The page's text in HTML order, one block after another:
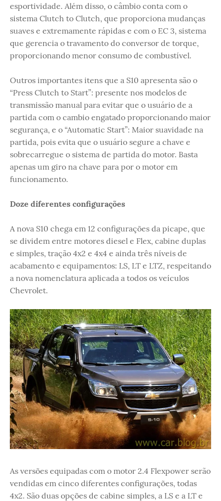
esportividade. Além disso, o câmbio conta com o
sistema Clutch to Clutch, que proporciona mudanças
suaves e extremamente rápidas e com o EC 3, sistema
que gerencia o travamento do conversor de torque,
proporcionando menor consumo de combustível.
Outros importantes itens que a S10 apresenta são o
“Press Clutch to Start”: presente nos modelos de
transmissão manual para evitar que o usuário de a
partida com o cambio engatado proporcionando maior
segurança, e o “Automatic Start”: Maior suavidade na
partida, pois evita que o usuário segure a chave e
sobrecarregue o sistema de partida do motor. Basta
apenas um giro na chave para por o motor em
funcionamento.
Doze diferentes configurações
A nova S10 chega em 12 configurações da picape, que
se dividem entre motores diesel e Flex, cabine duplas
e simples, tração 4x2 e 4x4 e ainda três níveis de
acabamento e equipamentos: LS, LT e LTZ, respeitando
a nova nomenclatura aplicada a todos os veículos
Chevrolet.
As versões equipadas com o motor 2.4 Flexpower serão
vendidas em cinco diferentes configurações, todas
4x2. São duas opções de cabine simples, a LS e a LT e